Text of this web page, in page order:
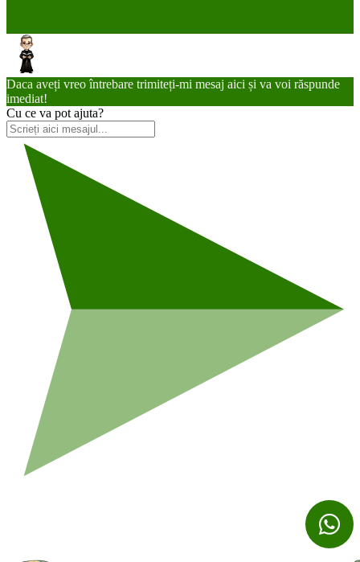
Daca aveți vreo întrebare trimiteți-mi mesaj aici și va voi răspunde
imediat!
Cu ce va pot ajuta?